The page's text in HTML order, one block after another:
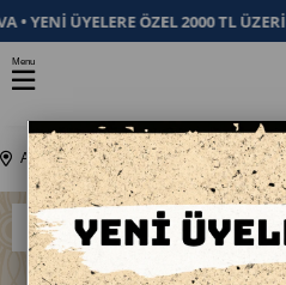
ÜYELERE ÖZEL 2000 TL
Menu
Anasayfa AVANTAJLI SETLER